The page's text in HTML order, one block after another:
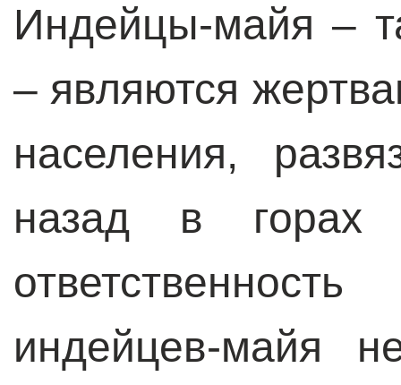
Индейцы-майя –
– являются
населения,
назад в горах
индейцев-майя